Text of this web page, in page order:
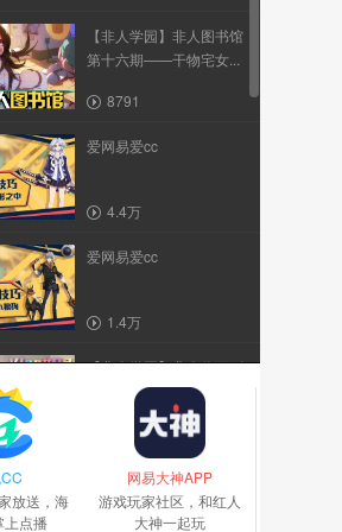
【非人学园】非人图书馆
第十六期——干物宅女...
8791
爱网易爱cc
4.4万
爱网易爱cc
1.4万
【非人学园】非人你可别
伤害单身狗了...
爱网易爱cc
放送，海
上点播
网易大神APP
游戏玩家社区，和红人
大神一起玩